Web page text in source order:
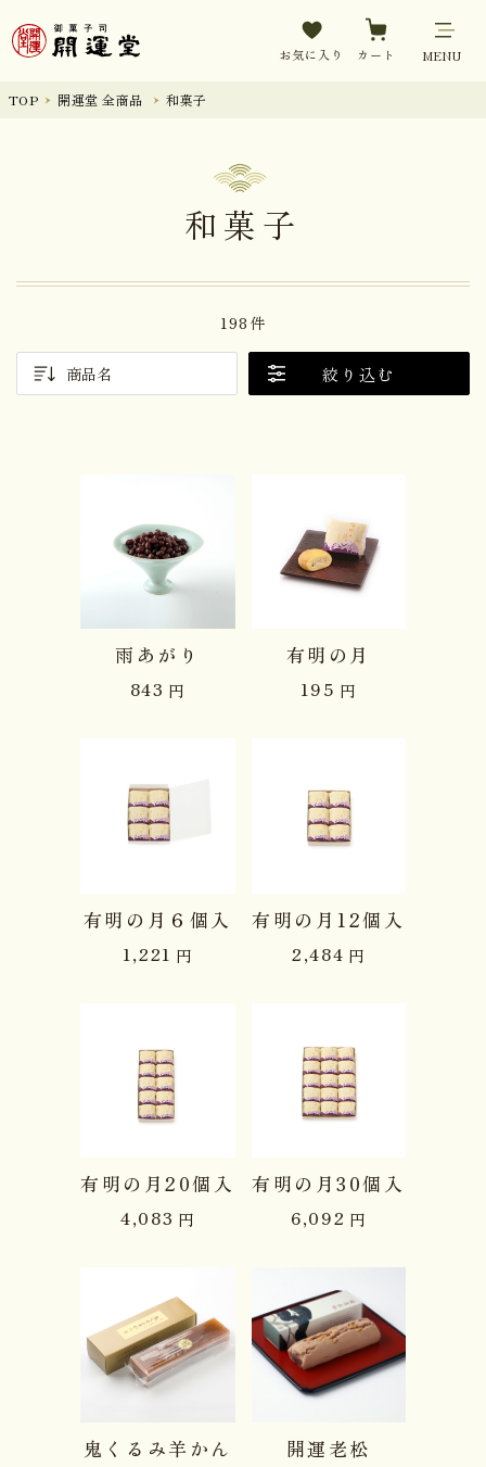
お気に入り カート MENU
TOP 開運堂 全商品 和菓子
和菓子
198件
商品名 絞り込む
雨あがり
843 円
有明の月
195 円
有明の月６個入
1,221 円
有明の月12個入
2,484 円
有明の月20個入
4,083 円
有明の月30個入
6,092 円
鬼くるみ羊かん 開運老松